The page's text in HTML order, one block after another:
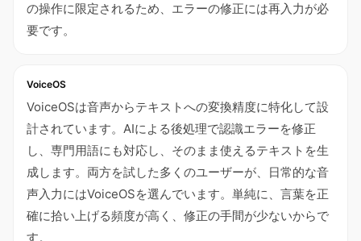
の操作に限定されるため、エラーの修正には再入力が必
要です。
VoiceOS
VoiceOSは音声からテキストへの変換精度に特化して設
計されています。AIによる後処理で認識エラーを修正
し、専門用語にも対応し、そのまま使えるテキストを生
成します。両方を試した多くのユーザーが、日常的な音
声入力にはVoiceOSを選んでいます。単純に、言葉を正
確に拾い上げる頻度が高く、修正の手間が少ないからで
す。